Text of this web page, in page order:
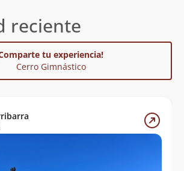
reciente
tu experiencia!
Cerro Gimnástico